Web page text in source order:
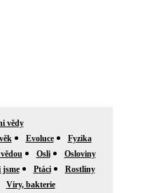
vědy
Evoluce
Fyzika
Osli
Osloviny
jsme Ptáci
Rostliny
Viry, bakterie